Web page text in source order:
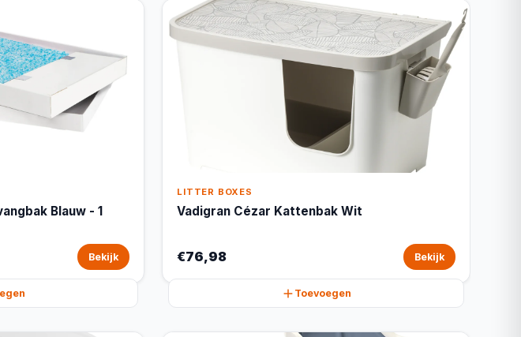
Blauw - 1
Bekijk
LITTER BOXES
Vadigran Cézar Kattenbak Wit
€76,98 Bekijk
Toevoegen